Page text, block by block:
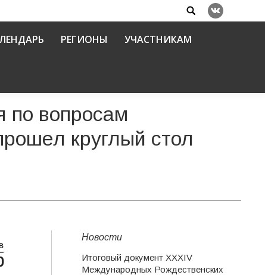
Search:
Вконтакте
РЕГИОНЫ УЧАСТНИКАМ
по вопросам
круглый стол
Новости
Итоговый документ XXХIV
Международных Рождественских